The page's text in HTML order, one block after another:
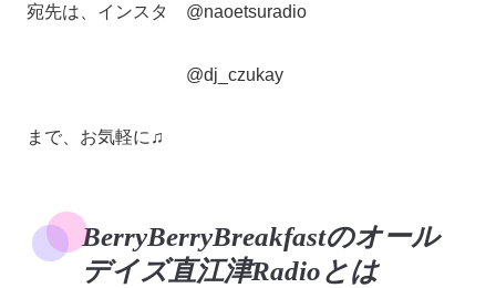
宛先は、インスタ @naoetsuradio
@dj_czukay
まで、お気軽に♫
BerryBerryBreakfastのオール
デイズ直江津Radioとは